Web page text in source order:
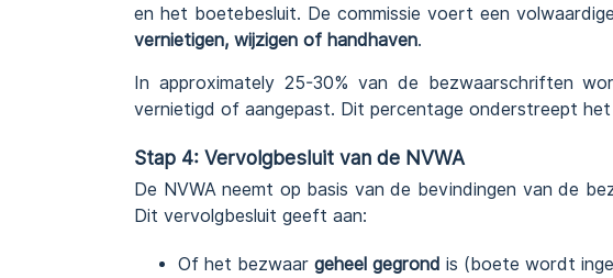
en het boetebesluit. De commissie voert een
vernietigen, wijzigen of handhaven.
In approximately 25-30% van de bezwaarschriften
vernietigd of aangepast. Dit percentage onderstreept
Stap 4: Vervolgbesluit van de NVWA
De NVWA neemt op basis van de bevindingen van de
Dit vervolgbesluit geeft aan:
Of het bezwaar geheel gegrond is (boete wordt